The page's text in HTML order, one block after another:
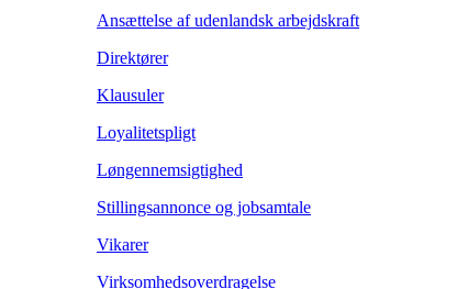
Ansættelse af udenlandsk arbejdskraft
Direktører
Klausuler
Loyalitetspligt
Løngennemsigtighed
Stillingsannonce og jobsamtale
Vikarer
Virksomhedsoverdragelse